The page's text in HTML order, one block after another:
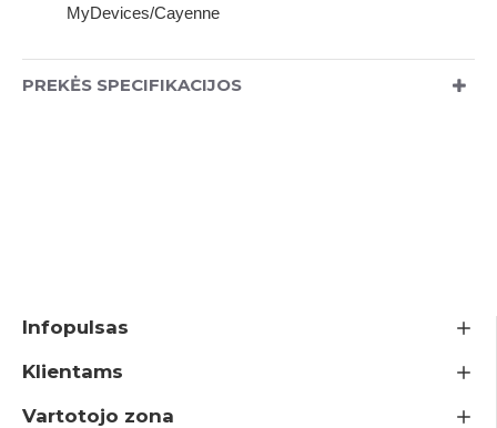
MyDevices/Cayenne
PREKĖS SPECIFIKACIJOS
Infopulsas
Klientams
Vartotojo zona